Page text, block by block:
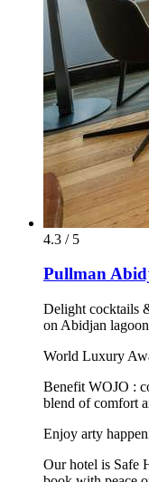
4.3 / 5
Pullman
Delight cocktails
on Abidjan
World Luxury
Benefit WOJO :
blend of comfort
Enjoy arty
Our hotel is Safe